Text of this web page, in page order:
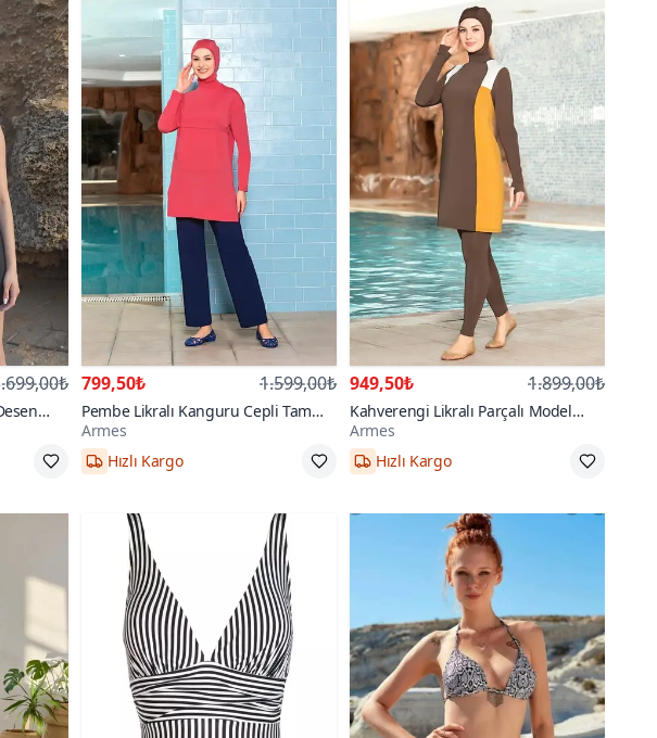
799,50₺ 1.599,00₺
Pembe Likralı Kanguru Cepli Tam
Kapalı Mayo
Armes
38,40,42,44,46
Hızlı Kargo
949,50₺ 1.899,00₺
Kahverengi Likralı Parçalı Model
Karamel Tam Kapalı Mayo
Armes
36,38,40,42,44
Hızlı Kargo